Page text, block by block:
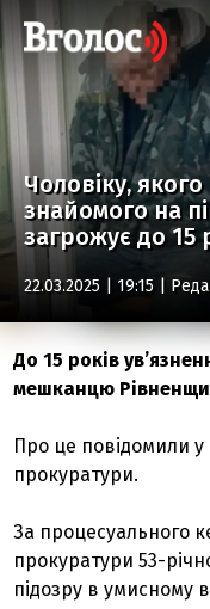
Чоловіку,
знайомого на
загрожує до 15
22.03.2025 | 19:15 |
До 15 років
мешканцю
Про це повідомили у
прокуратури.
За процесуального
прокуратури 53-
підозру в умисному